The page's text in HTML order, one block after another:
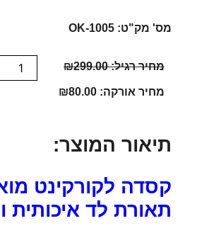
מס' מק"ט: OK-1005
מחיר רגיל: ₪299.00
מחיר אורקה: ₪80.00
תיאור המוצר:
תאורת לד איכותית